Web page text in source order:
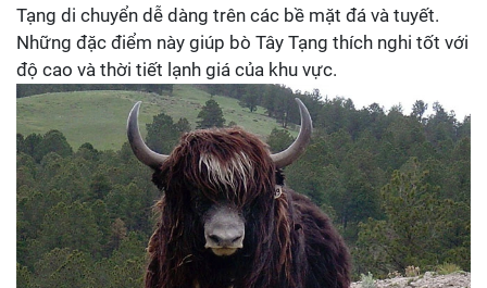
Tạng di chuyển dễ dàng trên các bề mặt đá và tuyết.
Những đặc điểm này giúp bò Tây Tạng thích nghi tốt với
độ cao và thời tiết lạnh giá của khu vực.